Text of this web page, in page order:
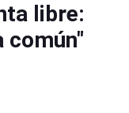
libre:
común"